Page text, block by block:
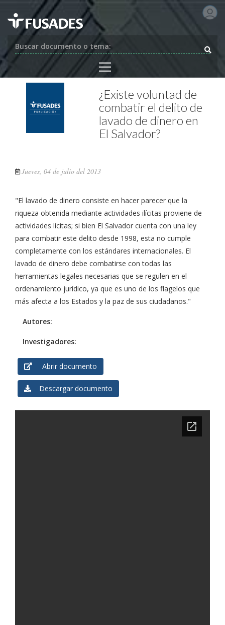
Buscar documento o tema:
¿Existe voluntad de
combatir el delito de
lavado de dinero en
El Salvador?
Jueves, 04 de julio del 2013
"El lavado de dinero consiste en hacer parecer que la
riqueza obtenida mediante actividades ilícitas proviene de
actividades lícitas; si bien El Salvador cuenta con una ley
para combatir este delito desde 1998, esta no cumple
completamente con los estándares internacionales. El
lavado de dinero debe combatirse con todas las
herramientas legales necesarias que se regulen en el
ordenamiento jurídico, ya que es uno de los flagelos que
más afecta a los Estados y la paz de sus ciudadanos."
Autores:
Investigadores:
Abrir documento
Descargar documento